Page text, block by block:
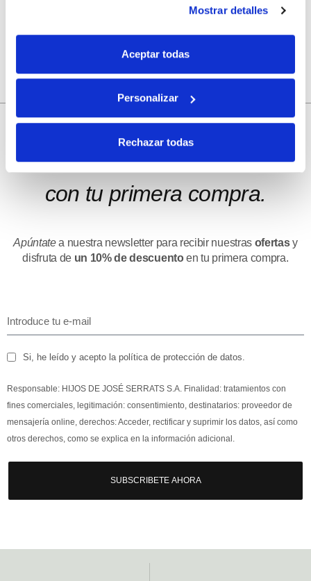
Mostrar detalles
Aceptar todas
Personalizar
Rechazar todas
10% de descuento
con tu primera compra.
Apúntatea nuestra newsletter para recibir nuestras ofertasy
disfruta de un 10% de descuentoen tu primera compra.
Si, he leído y acepto la política de protección de datos.
Responsable: HIJOS DE JOSÉ SERRATS S.A. Finalidad: tratamientos con
fines comerciales, legitimación: consentimiento, destinatarios: proveedor de
mensajería online, derechos: Acceder, rectificar y suprimir los datos, así como
otros derechos, como se explica en la información adicional.
SUBSCRIBETE AHORA